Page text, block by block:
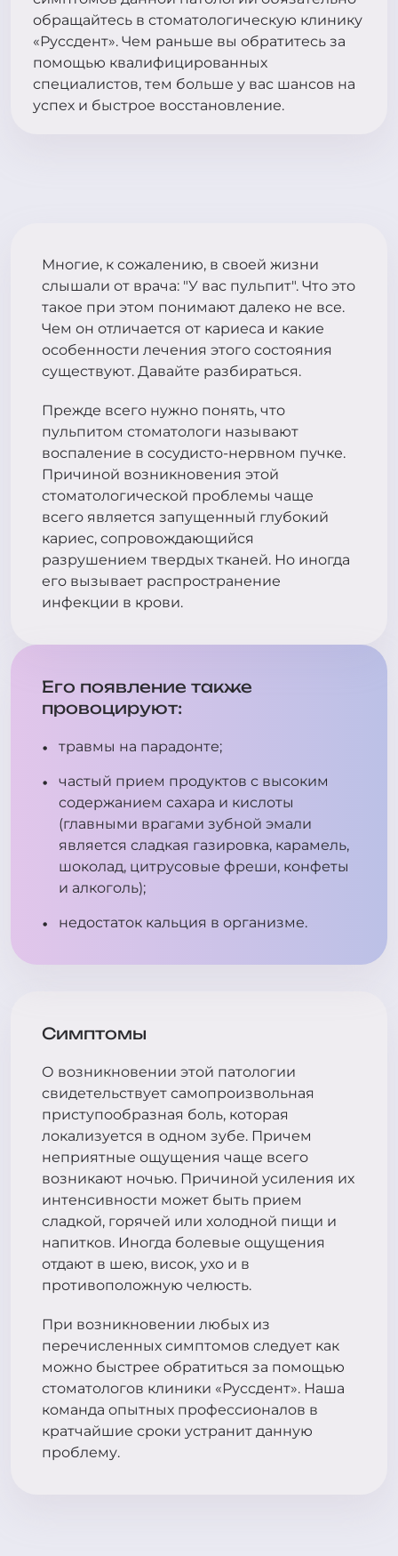
обращайтесь в стоматологическую клинику
«Руссдент». Чем раньше вы обратитесь за
помощью квалифицированных
специалистов, тем больше у вас шансов на
успех и быстрое восстановление.
Многие, к сожалению, в своей жизни
слышали от врача: "У вас пульпит". Что это
такое при этом понимают далеко не все.
Чем он отличается от кариеса и какие
особенности лечения этого состояния
существуют. Давайте разбираться.
Прежде всего нужно понять, что
пульпитом стоматологи называют
воспаление в сосудисто-нервном пучке.
Причиной возникновения этой
стоматологической проблемы чаще
всего является запущенный глубокий
кариес, сопровождающийся
разрушением твердых тканей. Но иногда
его вызывает распространение
инфекции в крови.
Его появление также
провоцируют:
травмы на парадонте;
частый прием продуктов с высоким
содержанием сахара и кислоты
(главными врагами зубной эмали
является сладкая газировка, карамель,
шоколад, цитрусовые фреши, конфеты
и алкоголь);
недостаток кальция в организме.
Симптомы
О возникновении этой патологии
свидетельствует самопроизвольная
приступообразная боль, которая
локализуется в одном зубе. Причем
неприятные ощущения чаще всего
возникают ночью. Причиной усиления их
интенсивности может быть прием
сладкой, горячей или холодной пищи и
напитков. Иногда болевые ощущения
отдают в шею, висок, ухо и в
противоположную челюсть.
При возникновении любых из
перечисленных симптомов следует как
можно быстрее обратиться за помощью
стоматологов клиники «Руссдент». Наша
команда опытных профессионалов в
кратчайшие сроки устранит данную
проблему.